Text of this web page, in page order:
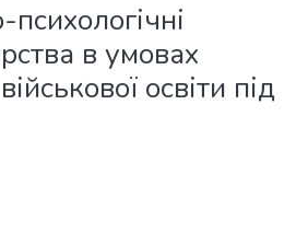
в умовах
освіти під